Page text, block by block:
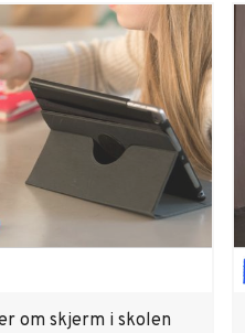
(LHL) sammen for å
om skjerm i skolen